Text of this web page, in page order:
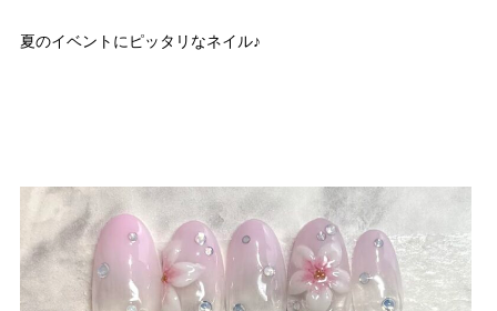
夏のイベントにピッタリなネイル♪